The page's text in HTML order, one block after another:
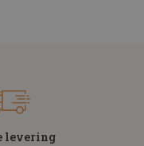
levering